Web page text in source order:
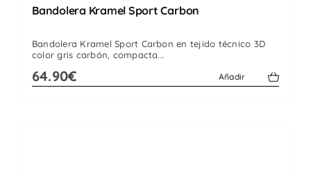
Bandolera Kramel Sport Carbon
Bandolera Kramel Sport Carbon en tejido técnico 3D
color gris carbón, compacta...
64.90€ Añadir